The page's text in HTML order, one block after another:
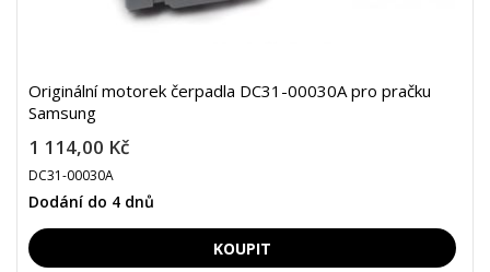
Originální motorek čerpadla DC31-00030A pro pračku
Samsung
1 114,00 Kč
DC31-00030A
Dodání do 4 dnů